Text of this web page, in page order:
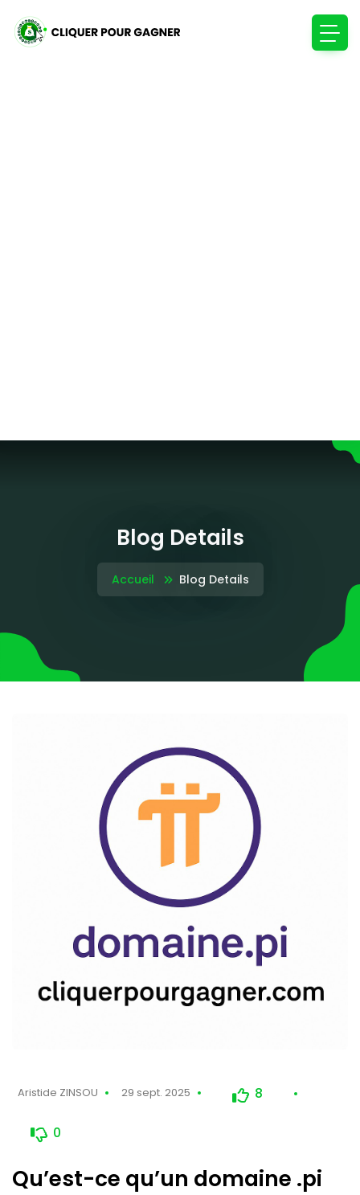
Blog Details
Accueil Blog Details
Aristide ZINSOU 29 sept. 2025 8
0
Qu’est-ce qu’un domaine .pi